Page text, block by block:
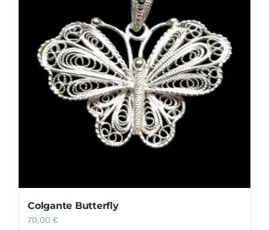
Colgante Butterfly
70,00€